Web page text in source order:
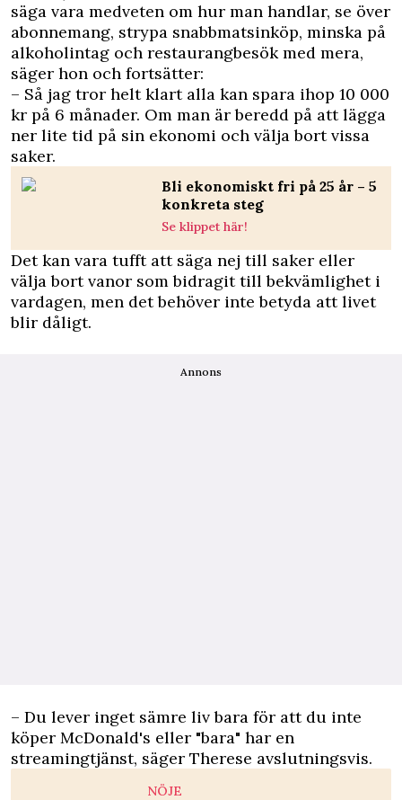
säga vara medveten om hur man handlar, se över
abonnemang, strypa snabbmatsinköp, minska på
alkoholintag och restaurangbesök med mera,
säger hon och fortsätter:
– Så jag tror helt klart alla kan spara ihop 10 000
kr på 6 månader. Om man är beredd på att lägga
ner lite tid på sin ekonomi och välja bort vissa
saker.
Bli ekonomiskt fri på 25 år – 5
konkreta steg
Se klippet här!
Det kan vara tufft att säga nej till saker eller
välja bort vanor som bidragit till bekvämlighet i
vardagen, men det behöver inte betyda att livet
blir dåligt.
Annons
– Du lever inget sämre liv bara för att du inte
köper McDonald's eller "bara" har en
streamingtjänst, säger Therese avslutningsvis.
NÖJE